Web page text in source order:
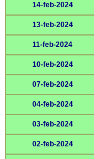
14-feb-2024
13-feb-2024
11-feb-2024
10-feb-2024
07-feb-2024
04-feb-2024
03-feb-2024
02-feb-2024